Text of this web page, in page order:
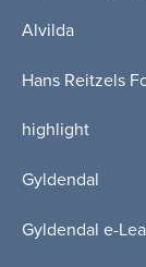
Alvilda
Hans Reitzels
highlight
Gyldendal
Gyldendal e-